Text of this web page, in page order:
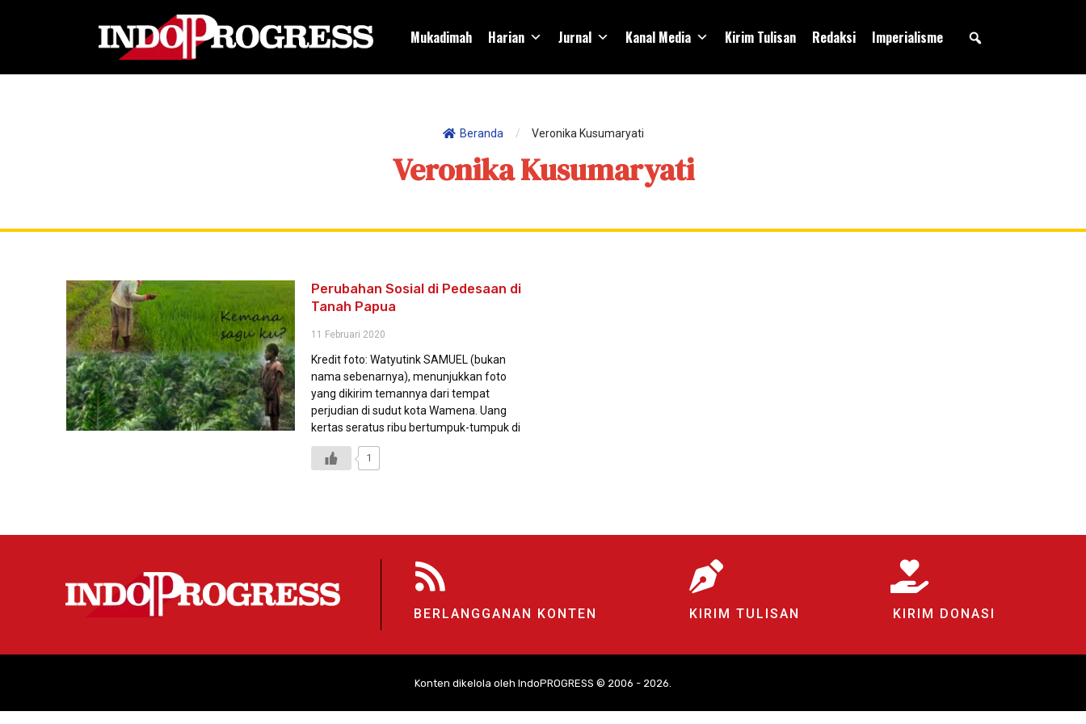
Mukadimah Harian Jurnal Kanal Media Kirim Tulisan Redaksi Imperialisme
Beranda / Veronika Kusumaryati
Veronika Kusumaryati
Perubahan Sosial di Pedesaan di
Tanah Papua
11 Februari 2020
Kredit foto: Watyutink SAMUEL (bukan
nama sebenarnya), menunjukkan foto
yang dikirim temannya dari tempat
perjudian di sudut kota Wamena. Uang
kertas seratus ribu bertumpuk-tumpuk di
1
BERLANGGANAN KONTEN KIRIM TULISAN KIRIM DONASI
Konten dikelola oleh IndoPROGRESS © 2006 - 2026.